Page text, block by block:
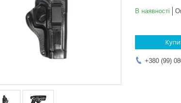
В наявності
+380 (99)